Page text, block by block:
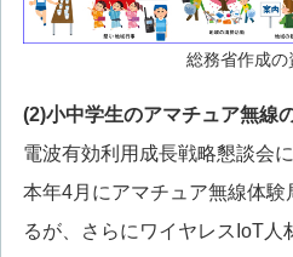
総務省作成の
(2)小中学生のアマチュア無線
電波有効利用成長戦略懇談会
本年4月にアマチュア無線体
るが、さらにワイヤレスIoT人